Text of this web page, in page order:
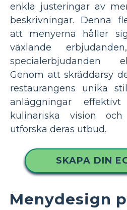
enkla justeringar av
beskrivningar. Denna
att menyerna håller
växlande
specialerbjudanden
Genom att skräddarsy
restaurangens unika
anläggningar
kulinariska vision
utforska deras utbud.
SKAPA DIN
Menydesign